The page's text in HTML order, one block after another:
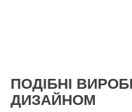
ПОДІБНІ
ДИЗАЙНОМ